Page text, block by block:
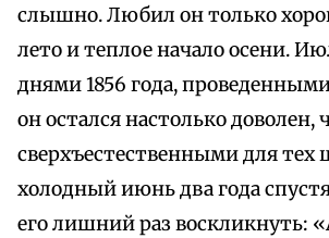
слышно. Любил он только
лето и теплое начало осени.
днями 1856 года,
он остался настолько доволен,
сверхъестественными для тех
холодный июнь два года
его лишний раз воскликнуть: